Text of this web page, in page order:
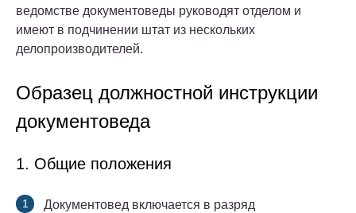
ведомстве документоведы руководят отделом и
имеют в подчинении штат из нескольких
делопроизводителей.
Образец должностной инструкции
документоведа
1. Общие положения
Документовед включается в разряд